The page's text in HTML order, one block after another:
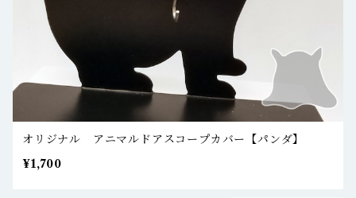
オリジナル アニマルドアスコープカバー【パンダ】
¥1,700